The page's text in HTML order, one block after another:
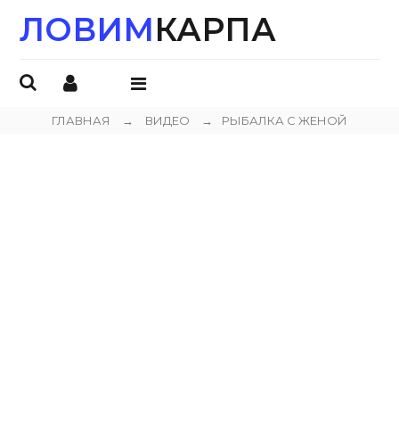
ЛОВИМКАРПА
МЕНЮ
ГЛАВНАЯ → ВИДЕО → РЫБАЛКА С ЖЕНОЙ